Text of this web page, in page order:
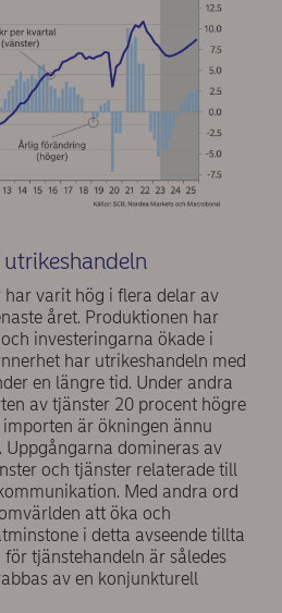
varit hög i flera delar av
året. Produktionen har
investeringarna ökade i
har utrikeshandeln med
en längre tid. Under andra
av tjänster 20 procent högre
är ökningen ännu
Uppgångarna domineras av
och tjänster relaterade till
Med andra ord
att öka och
i detta avseende tillta
för tjänstehandeln är således
av en konjunkturell